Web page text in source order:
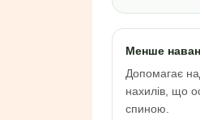
Менше
Допомагає
нахилів, що
спиною.